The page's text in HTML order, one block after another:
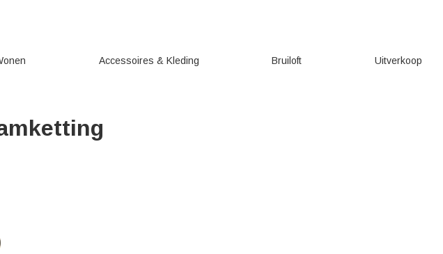
Accessoires & Kleding Bruiloft Uitverkoop